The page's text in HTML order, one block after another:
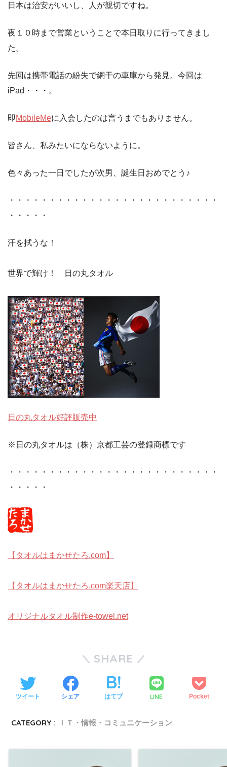
日本は治安がいいし、人が親切ですね。
夜１０時まで営業ということで本日取りに行ってきまし
た。
先回は携帯電話の紛失で網干の車庫から発見。今回は
iPad・・・。
即 MobileMeに入会したのは言うまでもありません。
皆さん、私みたいにならないように。
色々あった一日でしたが次男、誕生日おめでとう♪
・・・・・・・・・・・・・・・・・・・・・・・・・・
・・・・・
汗を拭うな！
世界で輝け！ 日の丸タオル
日の丸タオル好評販売中
※日の丸タオルは（株）京都工芸の登録商標です
・・・・・・・・・・・・・・・・・・・・・・・・・・
・・・・・
【タオルはまかせたろ.com】
【タオルはまかせたろ.com楽天店】
オリジナルタオル制作e-towel.net
SHARE
ツイート シェア はてブ LINE Pocket
CATEGORY : ＩＴ・情報・コミュニケーション